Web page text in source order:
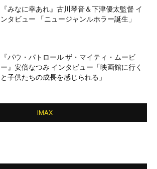
『みなに幸あれ』古川琴音＆下津優太監督 イ
ンタビュー 「ニュージャンルホラー誕生」
『パウ・パトロール ザ・マイティ・ムービ
ー』安倍なつみ インタビュー「映画館に行く
と子供たちの成長を感じられる」
IMAX